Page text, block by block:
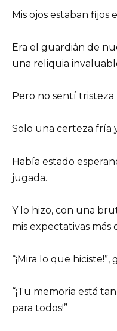
Mis ojos estaban fijos
Era el guardián de
una reliquia
Pero no sentí
Solo una certeza fría
Había estado
jugada.
Y lo hizo, con una
mis expectativas más
“¡Mira lo que
“¡Tu memoria está
para todos!”